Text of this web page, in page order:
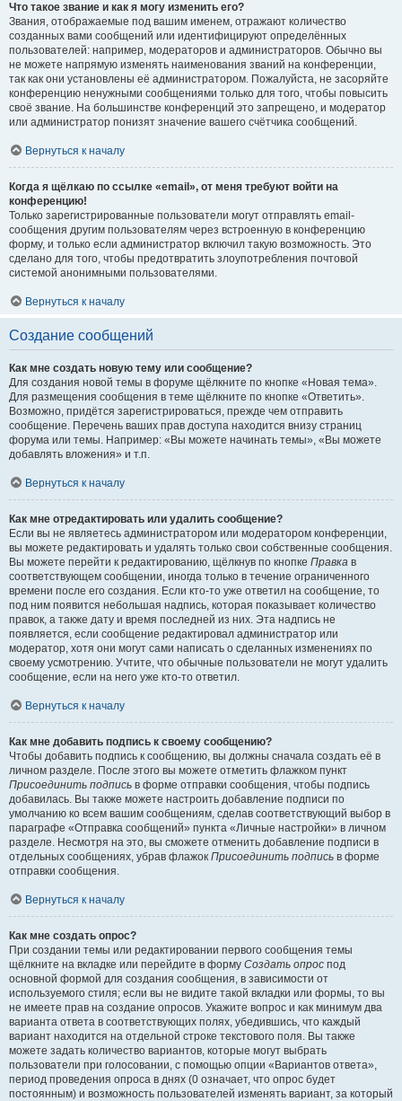
Что такое звание и как я могу изменить его?
Звания, отображаемые под вашим именем, отражают количество
созданных вами сообщений или идентифицируют определённых
пользователей: например, модераторов и администраторов. Обычно вы
не можете напрямую изменять наименования званий на конференции,
так как они установлены её администратором. Пожалуйста, не засоряйте
конференцию ненужными сообщениями только для того, чтобы повысить
своё звание. На большинстве конференций это запрещено, и модератор
или администратор понизят значение вашего счётчика сообщений.
Вернуться к началу
Когда я щёлкаю по ссылке «email», от меня требуют войти на
конференцию!
Только зарегистрированные пользователи могут отправлять email-
сообщения другим пользователям через встроенную в конференцию
форму, и только если администратор включил такую возможность. Это
сделано для того, чтобы предотвратить злоупотребления почтовой
системой анонимными пользователями.
Вернуться к началу
Создание сообщений
Как мне создать новую тему или сообщение?
Для создания новой темы в форуме щёлкните по кнопке «Новая тема».
Для размещения сообщения в теме щёлкните по кнопке «Ответить».
Возможно, придётся зарегистрироваться, прежде чем отправить
сообщение. Перечень ваших прав доступа находится внизу страниц
форума или темы. Например: «Вы можете начинать темы», «Вы можете
добавлять вложения» и т.п.
Вернуться к началу
Как мне отредактировать или удалить сообщение?
Если вы не являетесь администратором или модератором конференции,
вы можете редактировать и удалять только свои собственные сообщения.
Вы можете перейти к редактированию, щёлкнув по кнопке Правка в
соответствующем сообщении, иногда только в течение ограниченного
времени после его создания. Если кто-то уже ответил на сообщение, то
под ним появится небольшая надпись, которая показывает количество
правок, а также дату и время последней из них. Эта надпись не
появляется, если сообщение редактировал администратор или
модератор, хотя они могут сами написать о сделанных изменениях по
своему усмотрению. Учтите, что обычные пользователи не могут удалить
сообщение, если на него уже кто-то ответил.
Вернуться к началу
Как мне добавить подпись к своему сообщению?
Чтобы добавить подпись к сообщению, вы должны сначала создать её в
личном разделе. После этого вы можете отметить флажком пункт
Присоединить подпись в форме отправки сообщения, чтобы подпись
добавилась. Вы также можете настроить добавление подписи по
умолчанию ко всем вашим сообщениям, сделав соответствующий выбор в
параграфе «Отправка сообщений» пункта «Личные настройки» в личном
разделе. Несмотря на это, вы сможете отменить добавление подписи в
отдельных сообщениях, убрав флажок Присоединить подпись в форме
отправки сообщения.
Вернуться к началу
Как мне создать опрос?
При создании темы или редактировании первого сообщения темы
щёлкните на вкладке или перейдите в форму Создать опрос под
основной формой для создания сообщения, в зависимости от
используемого стиля; если вы не видите такой вкладки или формы, то вы
не имеете прав на создание опросов. Укажите вопрос и как минимум два
варианта ответа в соответствующих полях, убедившись, что каждый
вариант находится на отдельной строке текстового поля. Вы также
можете задать количество вариантов, которые могут выбрать
пользователи при голосовании, с помощью опции «Вариантов ответа»,
период проведения опроса в днях (0 означает, что опрос будет
постоянным) и возможность пользователей изменять вариант, за который